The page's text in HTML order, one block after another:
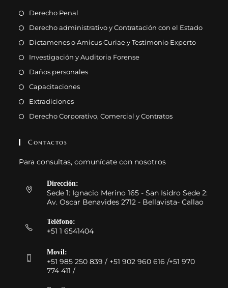
Derecho Penal
Derecho administrativo y Contratación con el Estado
Dictamenes o Amicus Curiae y Testimonio Experto
Investigación y Auditoria Forense
Daños personales
Capacitaciones
Extradiciones
Derecho Corporativo, Comercial y Contratos
Contactos
Para consultas, comunícate con nosotros
Dirección:
Sede 1: Ignacio Merino 165 - San Isidro Sede 2:
Av. Oscar Benavides 2712 - Bellavista- Callao
Teléfono:
+51 1 6541404
Movil:
+51 985 250 839 / +51 902 960 616 /+51 970
774 411 /